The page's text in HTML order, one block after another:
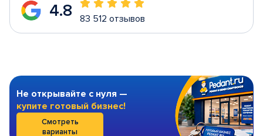
4.8 83 512 отзывов
Не открывайте с нуля —
купите готовый бизнес!
Смотреть
варианты